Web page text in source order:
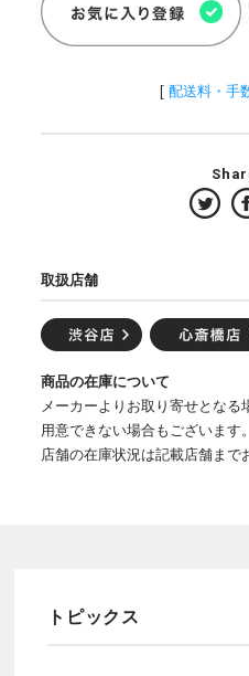
[ 配送料・手
取扱店舗
商品の在庫について
メーカーよりお取り寄せとな
用意できない場合もございます。
店舗の在庫状況は記載店舗まで
トピックス